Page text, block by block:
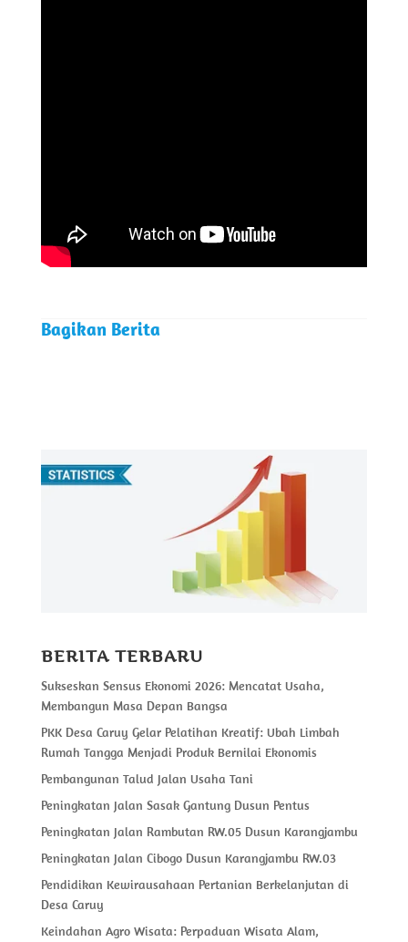
Bagikan Berita
BERITA TERBARU
Sukseskan Sensus Ekonomi 2026: Mencatat Usaha,
Membangun Masa Depan Bangsa
PKK Desa Caruy Gelar Pelatihan Kreatif: Ubah Limbah
Rumah Tangga Menjadi Produk Bernilai Ekonomis
Pembangunan Talud Jalan Usaha Tani
Peningkatan Jalan Sasak Gantung Dusun Pentus
Peningkatan Jalan Rambutan RW.05 Dusun Karangjambu
Peningkatan Jalan Cibogo Dusun Karangjambu RW.03
Pendidikan Kewirausahaan Pertanian Berkelanjutan di
Desa Caruy
Keindahan Agro Wisata: Perpaduan Wisata Alam,